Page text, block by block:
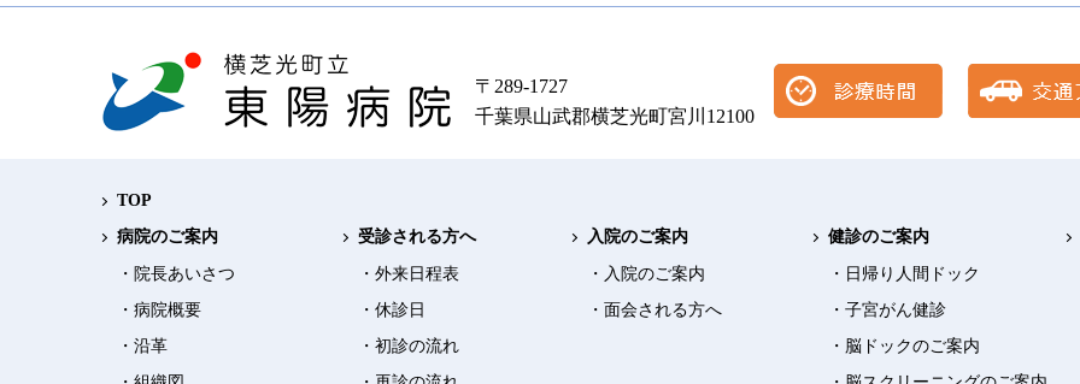
〒289-1727
千葉県山武郡横芝光町宮川12100
TOP
病院のご案内
・院長あいさつ
・病院概要
・沿革
受診される方へ
・外来日程表
・休診日
・初診の流れ
入院のご案内
・入院のご案内
・面会される方へ
健診のご案内
・日帰り人間ドック
・子宮がん健診
・脳ドックのご案内